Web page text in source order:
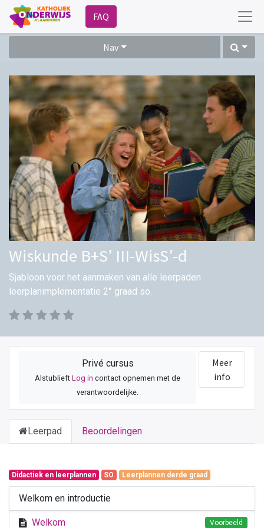
FAQ
Nav
Wiskunde B+S’ III-WisS’-d
Sjabloon voor het aanmaken van alle leerpaden
leerplanimplementatie 2° graad so.
Privé cursus
AlstublieftLog in contact opnemen met de
verantwoordelijke.
Meer
info
Leerpad Beoordelingen
Didactiek en leerplannen SO Leerplannen derde graad
Welkom en introductie
Welkom Voorbeeld